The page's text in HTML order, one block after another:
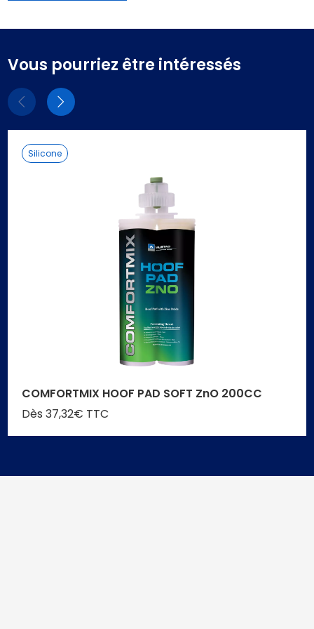
Vous pourriez être intéressés
ElémentsEléments
Silicone
COMFORTMIX HOOF PAD SOFT ZnO 200CC
Dès 37,32€ TTC